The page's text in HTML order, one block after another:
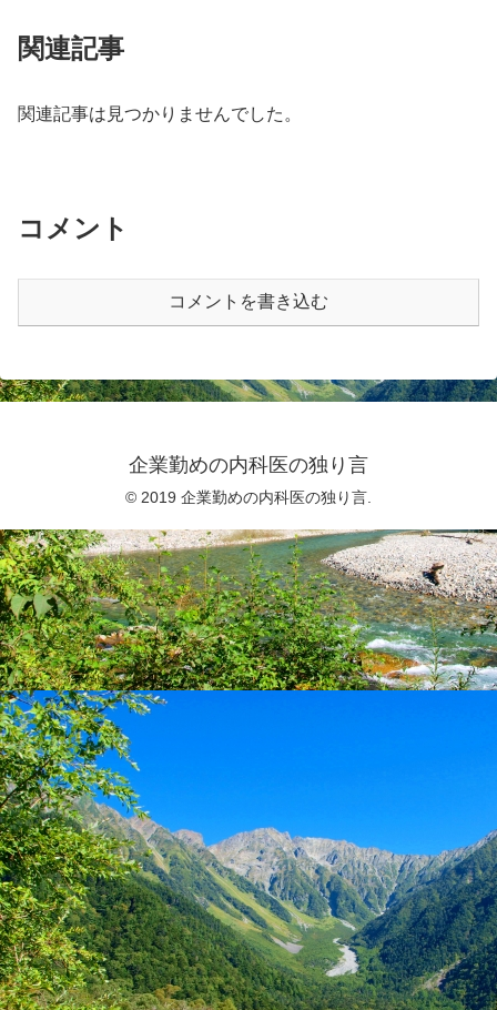
関連記事
関連記事は見つかりませんでした。
コメント
コメントを書き込む
企業勤めの内科医の独り言
© 2019 企業勤めの内科医の独り言.